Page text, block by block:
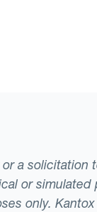
a solicitation
or
only.